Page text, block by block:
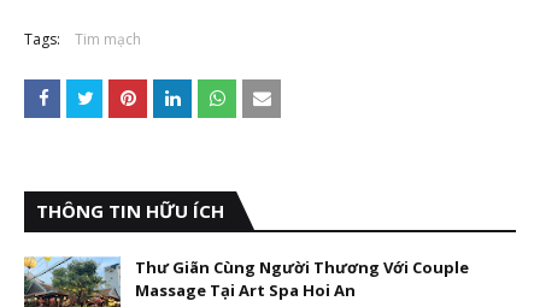
Tags: Tim mạch
THÔNG TIN HỮU ÍCH
Thư Giãn Cùng Người Thương Với Couple
Massage Tại Art Spa Hoi An